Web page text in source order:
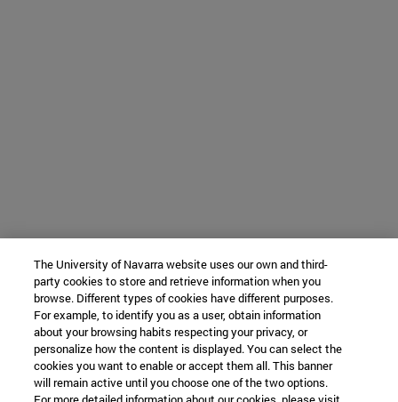
The University of Navarra website uses our own and third-
party cookies to store and retrieve information when you
browse. Different types of cookies have different purposes.
For example, to identify you as a user, obtain information
about your browsing habits respecting your privacy, or
personalize how the content is displayed. You can select the
cookies you want to enable or accept them all. This banner
will remain active until you choose one of the two options.